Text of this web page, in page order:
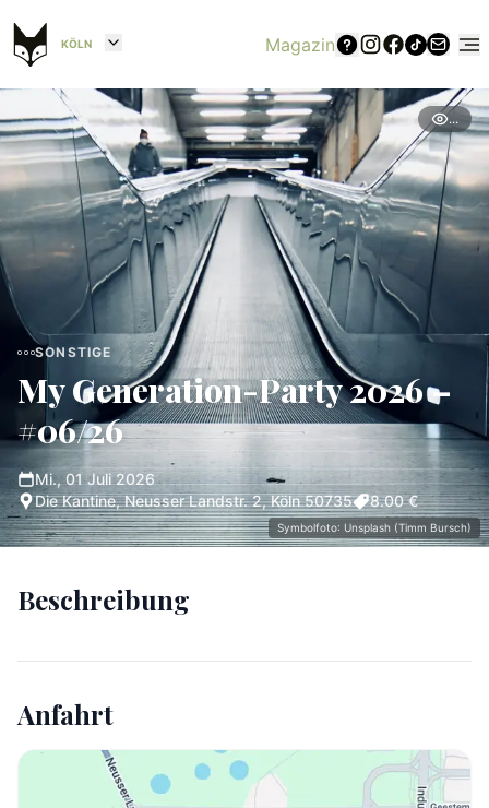
KÖLN Magazin
Symbolfoto: Unsplash (Timm Bursch)
...
SONSTIGE
My Generation-Party 2026 –
#06/26
Mi., 01 Juli 2026
Die Kantine, Neusser Landstr. 2, Köln 50735
8.00 €
Beschreibung
Anfahrt